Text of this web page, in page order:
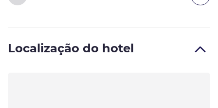
Localização do hotel